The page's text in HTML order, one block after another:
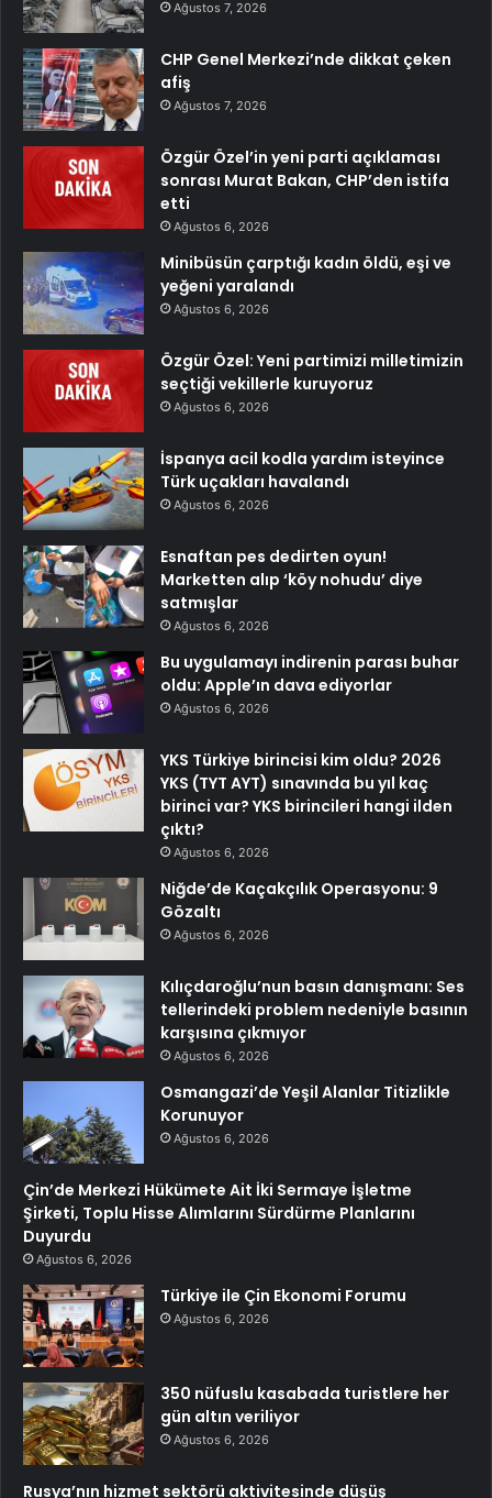
Ağustos 7, 2026
CHP Genel Merkezi’nde dikkat çeken
afiş
Ağustos 7, 2026
Özgür Özel’in yeni parti açıklaması
sonrası Murat Bakan, CHP’den istifa
etti
Ağustos 6, 2026
Minibüsün çarptığı kadın öldü, eşi ve
yeğeni yaralandı
Ağustos 6, 2026
Özgür Özel: Yeni partimizi milletimizin
seçtiği vekillerle kuruyoruz
Ağustos 6, 2026
İspanya acil kodla yardım isteyince
Türk uçakları havalandı
Ağustos 6, 2026
Esnaftan pes dedirten oyun!
Marketten alıp ‘köy nohudu’ diye
satmışlar
Ağustos 6, 2026
Bu uygulamayı indirenin parası buhar
oldu: Apple’ın dava ediyorlar
Ağustos 6, 2026
YKS Türkiye birincisi kim oldu? 2026
YKS (TYT AYT) sınavında bu yıl kaç
birinci var? YKS birincileri hangi ilden
çıktı?
Ağustos 6, 2026
Niğde’de Kaçakçılık Operasyonu: 9
Gözaltı
Ağustos 6, 2026
Kılıçdaroğlu’nun basın danışmanı: Ses
tellerindeki problem nedeniyle basının
karşısına çıkmıyor
Ağustos 6, 2026
Osmangazi’de Yeşil Alanlar Titizlikle
Korunuyor
Ağustos 6, 2026
Çin’de Merkezi Hükümete Ait İki Sermaye İşletme
Şirketi, Toplu Hisse Alımlarını Sürdürme Planlarını
Duyurdu
Ağustos 6, 2026
Türkiye ile Çin Ekonomi Forumu
Ağustos 6, 2026
350 nüfuslu kasabada turistlere her
gün altın veriliyor
Ağustos 6, 2026
Rusya’nın hizmet sektörü aktivitesinde düşüş